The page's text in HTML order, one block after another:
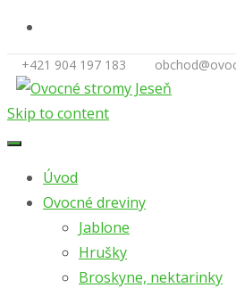
+421 904 197 183
Skip to content
Úvod
Ovocné dreviny
Jablone
Hrušky
Broskyne, nektarinky